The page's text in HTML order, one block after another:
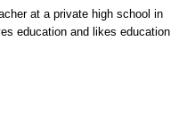
at a private high school in
education and likes education